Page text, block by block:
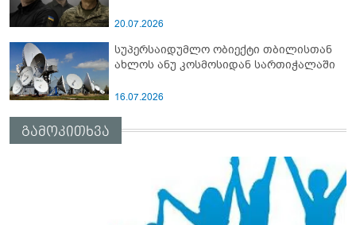
20.07.2026
სუპერსაიდუმლო ობიექტი თბილისთან
ახლოს ანუ კოსმოსიდან სართიჭალაში
16.07.2026
გამოკითხვა